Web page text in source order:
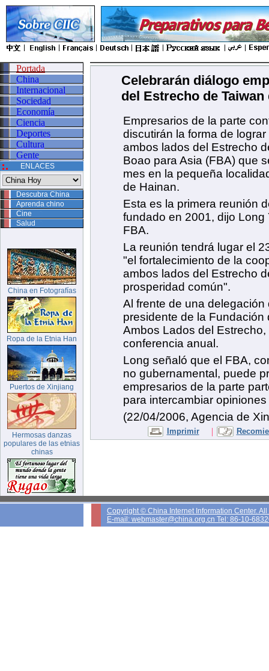
Portada
China
Internacional
Sociedad
Economía
Ciencia
Deportes
Cultura
Gente
ENLACES
Descubra China
Aprenda chino
Cine
Salud
China en Fotografías
Ropa de la Etnia Han
Puertos de Xinjiang
Hermosas danzas
populares de las etnias
chinas
Celebrarán diálogo
del Estrecho de
Empresarios de la parte
discutirán la forma de
ambos lados del Estrecho
Boao para Asia (FBA) que
mes en la pequeña
de Hainan.
Esta es la primera reunión
fundado en 2001, dijo
FBA.
La reunión tendrá lugar el
"el fortalecimiento de la
ambos lados del Estrecho
prosperidad común".
Al frente de una
presidente de la
Ambos Lados del
conferencia anual.
Long señaló que el FBA,
no gubernamental, puede
empresarios de la parte
para intercambiar
(22/04/2006, Agencia de
Imprimir |
Copyright © China Internet Information Center.
E-mail: webmaster@china.org.cn Tel: 86-10-